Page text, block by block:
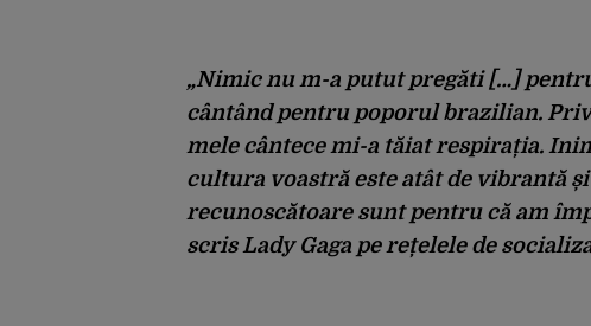
„Nimic nu m-a putut pregăti […]
cântând pentru poporul brazilian.
mele cântece mi-a tăiat respirația.
cultura voastră este atât de vibrantă
recunoscătoare sunt pentru că am
scris Lady Gaga pe rețelele de